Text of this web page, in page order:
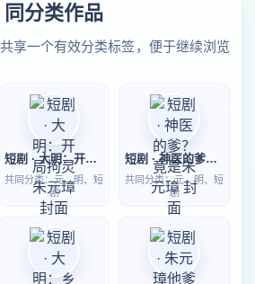
同分类作品
享一个有效分类标签，便于继续浏览
短剧 · 大明：开局拘灵朱元璋
共同分类：元、明、短
剧
短剧 · 神医的爹？竟是朱元璋
共同分类：元、明、短
剧